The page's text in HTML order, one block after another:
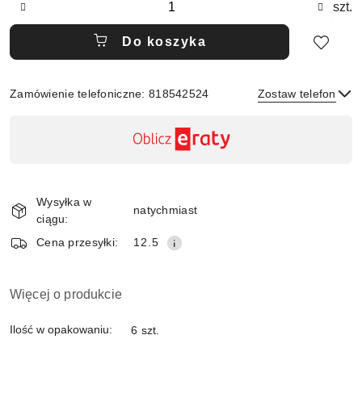
szt.
Do koszyka
Zamówienie telefoniczne: 818542524 Zostaw telefon
dostawa
Wysyłka w
ciągu:
natychmiast
Cena przesyłki: 12.5
Więcej o produkcie
Ilość w opakowaniu: 6 szt.